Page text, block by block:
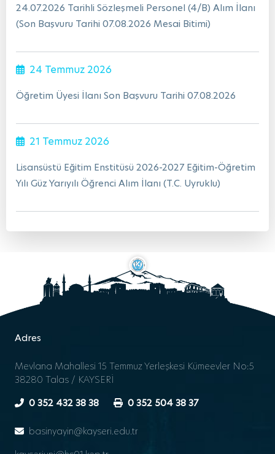
24.07.2026 Tarihli Sözleşmeli Personel (4/B) Alım İlanı
(Son Başvuru Tarihi 07.08.2026 Mesai Bitimi)
24 Temmuz 2026
Öğretim Üyesi İlanı Son Başvuru Tarihi 07.08.2026
21 Temmuz 2026
Lisansüstü Eğitim Enstitüsü 2026-2027 Eğitim-Öğretim
Yılı Güz Yarıyılı Öğrenci Alım İlanı (T.C. Uyruklu)
Adres
Mevlana Mahallesi 15 Temmuz Yerleşkesi Kümeevler No:5
38280 Talas / KAYSERİ
0 352 432 38 38
0 352 504 38 37
basinyayin@kayseri.edu.tr